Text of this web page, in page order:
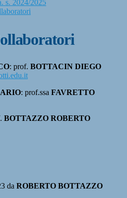
s. 2024/2025
: prof. BOTTACIN DIEGO
: prof.ssa FAVRETTO
BOTTAZZO ROBERTO
da ROBERTO BOTTAZZO